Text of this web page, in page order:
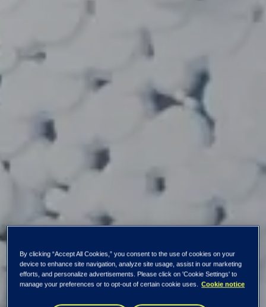
By clicking “Accept All Cookies,” you consent to the use of cookies on your
device to enhance site navigation, analyze site usage, assist in our marketing
efforts, and personalize advertisements. Please click on 'Cookie Settings' to
manage your preferences or to opt-out of certain cookie uses.
Cookie notice